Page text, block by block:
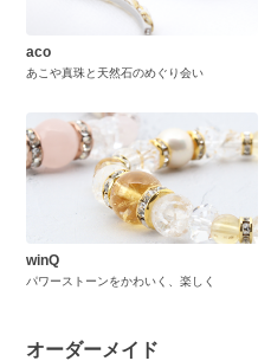
aco
あこや真珠と天然石のめぐり会い
winQ
パワーストーンをかわいく、楽しく
オーダーメイド